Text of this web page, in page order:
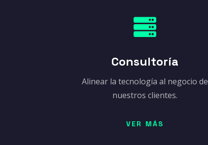

Consultoría
Alinear la tecnología al negocio de
nuestros clientes.
VER MÁS